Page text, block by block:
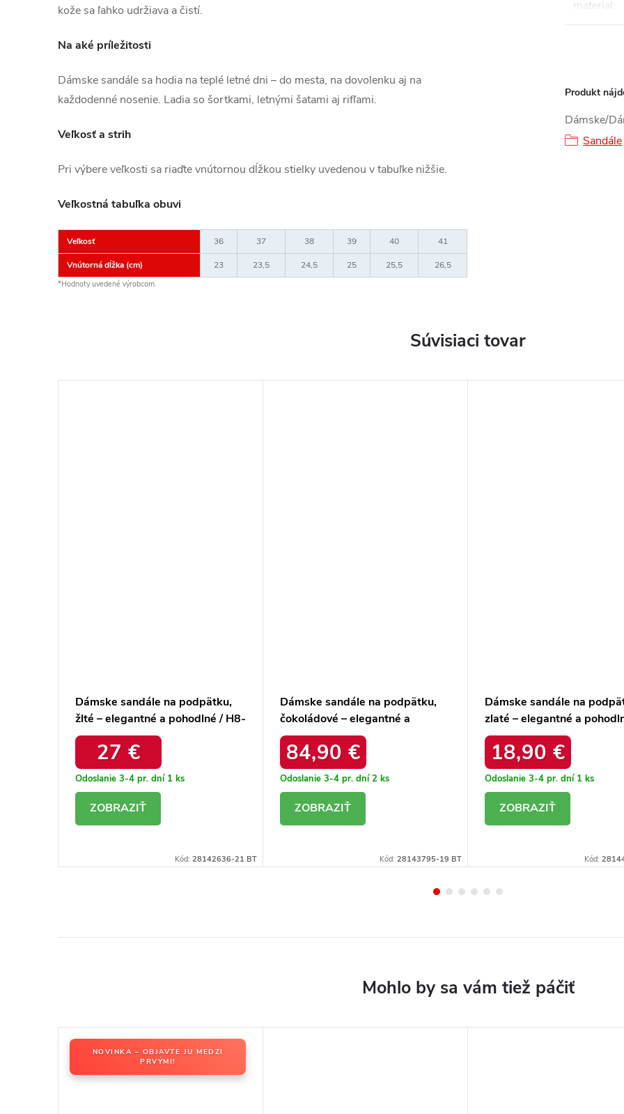
kože sa ľahko udržiava a čistí.
Na aké príležitosti
Dámske sandále sa hodia na teplé letné dni – do mesta, na dovolenku aj na
každodenné nosenie. Ladia so šortkami, letnými šatami aj rifľami.
Veľkosť a strih
Pri výbere veľkosti sa riaďte vnútornou dĺžkou stielky uvedenou v tabuľke nižšie.
Veľkostná tabuľka obuvi
Veľkosť 36 37 38 39 40 41
Vnútorná dĺžka (cm) 23 23,5 24,5 25 25,5 26,5
*Hodnoty uvedené výrobcom.
material:
Produkt
Dámske/
Sandále
Súvisiaci tovar
Dámske sandále na podpätku,
žlté – elegantné a pohodlné / H8-
520A YELLOW
27 €
Odoslanie 3-4 pr. dní 1 ks
Kód: 28142636-21 BT
Dámske sandále na podpätku,
čokoládové – elegantné a
pohodlné / 40523 ZAMSZ
CZEKOLADA
84,90 €
Odoslanie 3-4 pr. dní2 ks
Kód: 28143795-19 BT
Dámske sandále na
zlaté – elegantné a
SG-908-3 GOLDEN
18,90 €
Odoslanie 3-4 pr. dní 1 ks
Kód:
NOVINKA – OBJAVTE JU MEDZI
PRVÝMI!